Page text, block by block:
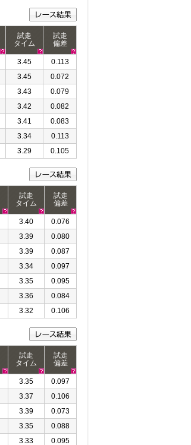
試走
タイム
試走
偏差
3.45 0.113
3.45 0.072
3.43 0.079
3.42 0.082
3.41 0.083
3.34 0.113
3.29 0.105
試走
タイム
試走
偏差
3.40 0.076
3.39 0.080
3.39 0.087
3.34 0.097
3.35 0.095
3.36 0.084
3.32 0.106
試走
タイム
試走
偏差
3.35 0.097
3.37 0.106
3.39 0.073
3.35 0.088
3.33 0.095